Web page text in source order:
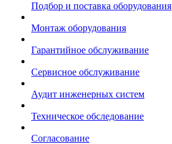
Подбор и поставка оборудования
Монтаж оборудования
Гарантийное обслуживание
Сервисное обслуживание
Аудит инженерных систем
Техническое обследование
Согласование